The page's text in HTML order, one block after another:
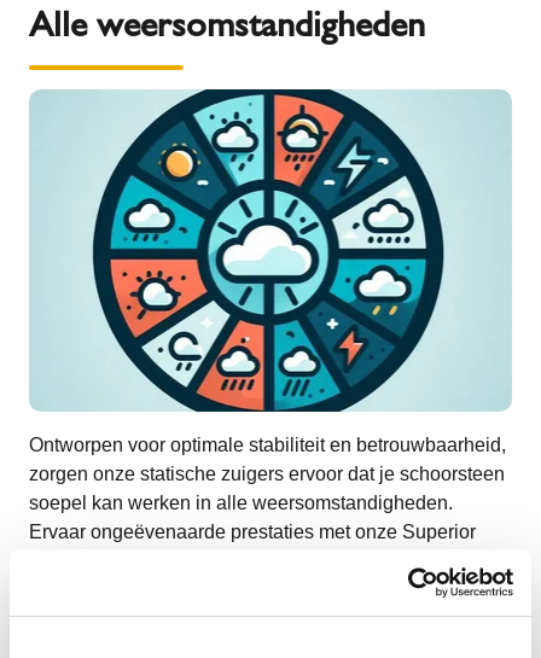
Alle weersomstandigheden
Ontworpen voor optimale stabiliteit en betrouwbaarheid,
zorgen onze statische zuigers ervoor dat je schoorsteen
soepel kan werken in alle weersomstandigheden.
Ervaar ongeëvenaarde prestaties met onze Superior
opwaartse luchtstromen, zijwind en tocht af te buigen.
Als bescherming tegen hevige regen, bieden onze